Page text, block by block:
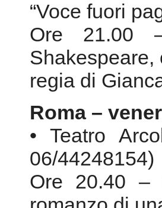
Roma –
• Teatro
06/44248154)
Ore 20.40 –
romanzo di
“Voce fuori
drammatica
Ore 21.00 –
Adattamento